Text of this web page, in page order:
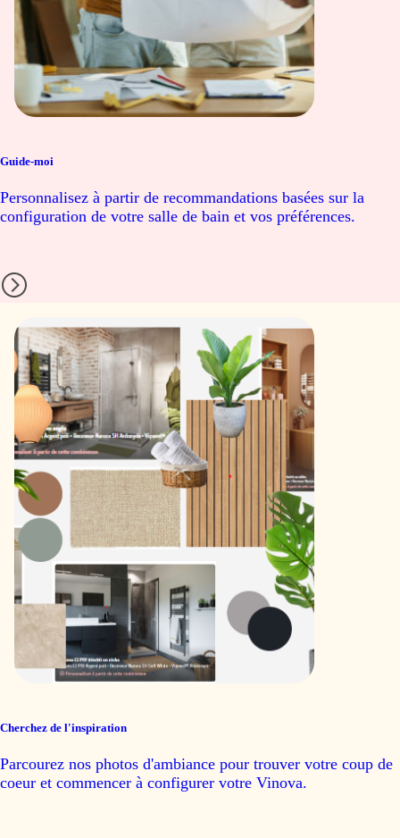
Guide-moi
Personnalisez à partir de recommandations basées sur la
configuration de votre salle de bain et vos préférences.
Cherchez de l'inspiration
Parcourez nos photos d'ambiance pour trouver votre coup de
coeur et commencer à configurer votre Vinova.